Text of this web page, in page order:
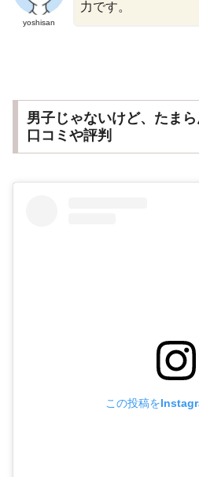
yoshisan
力です。
男子じゃないけど、たま
口コミや評判
この投稿を